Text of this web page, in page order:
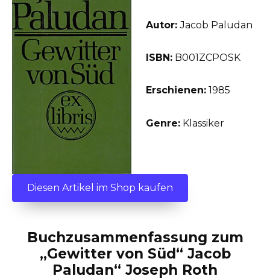
Autor:Jacob Paludan
ISBN: B001ZCPOSK
Erschienen: 1985
Genre: Klassiker
Diesen Artikel im Shop kaufen
Buchzusammenfassung zum
„Gewitter von Süd“ Jacob
Paludan“ Joseph Roth